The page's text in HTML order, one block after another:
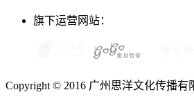
旗下运营网站：
Copyright © 2016 广州思洋文化传播有